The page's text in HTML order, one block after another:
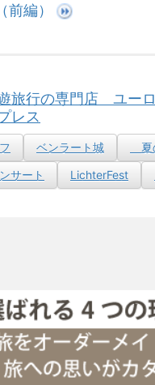
前編）
旅行の専門店 ユー
レス
ベンラート城
夏
サート
LichterFest